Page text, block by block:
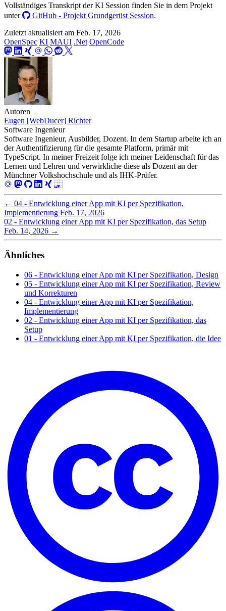
Vollständiges Transkript der KI Session finden Sie in dem Projekt
unter
GitHub - Projekt Grundgerüst Session.
Zuletzt aktualisiert am Feb. 17, 2026
OpenSpec KI MAUI .Net OpenCode
Autoren
Eugen [WebDucer] Richter
Software Ingenieur
Software Ingenieur, Ausbilder, Dozent. In dem Startup arbeite ich an
der Authentifizierung für die gesamte Platform, primär mit
TypeScript. In meiner Freizeit folge ich meiner Leidenschaft für das
Lernen und Lehren und verwirkliche diese als Dozent an der
Münchner Volkshochschule und als IHK-Prüfer.
← 04 - Entwicklung einer App mit KI per Spezifikation,
Implementierung Feb. 17, 2026
02 - Entwicklung einer App mit KI per Spezifikation, das Setup
Feb. 14, 2026 →
Ähnliches
06 - Entwicklung einer App mit KI per Spezifikation, Design
05 - Entwicklung einer App mit KI per Spezifikation, Review
und Korrekturen
04 - Entwicklung einer App mit KI per Spezifikation,
Implementierung
02 - Entwicklung einer App mit KI per Spezifikation, das
Setup
01 - Entwicklung einer App mit KI per Spezifikation, die Idee